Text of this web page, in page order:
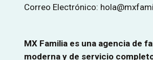
Correo Electrónico:
MX Familia es una agencia de
moderna y de servicio